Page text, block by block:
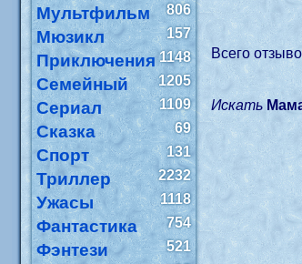
Мультфильм 806
Мюзикл 157
Приключения 1148
Семейный 1205
Сериал 1109
Сказка 69
Спорт 131
Триллер 2232
Ужасы 1118
Фантастика 754
Фэнтези
521
Всего
Искать